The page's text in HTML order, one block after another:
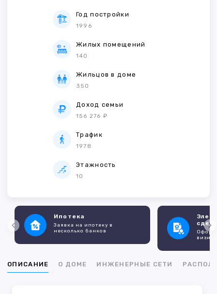
Год постройки
1996
Жилых помещений
140
Жильцов в доме
350
Доход семьи
156 276 ₽
Трафик
1978
Этажность
10
Ипотека
Заявка на ипотеку в
несколько банков
ОПИСАНИЕ О ДОМЕ ИНЖЕНЕРНЫЕ СЕТИ